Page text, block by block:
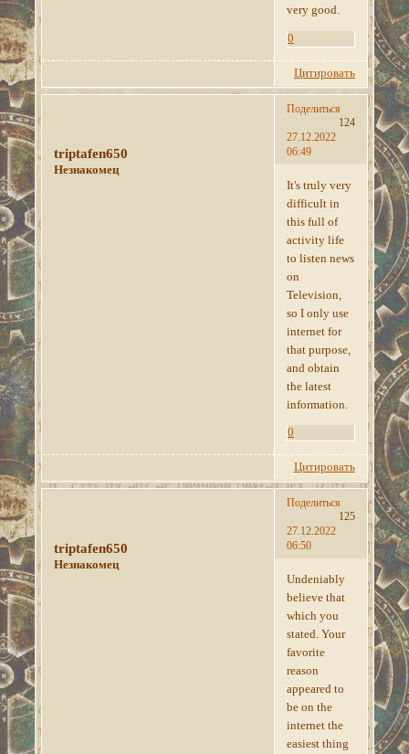
very good.
0
Цитировать
Поделиться
124
27.12.2022
06:49
triptafen650
Незнакомец
It's truly very
difficult in
this full of
activity life
to listen news
on
Television,
so I only use
internet for
that purpose,
and obtain
the latest
information.
0
Цитировать
Поделиться
125
27.12.2022
06:50
triptafen650
Незнакомец
Undeniably
believe that
which you
stated. Your
favorite
reason
appeared to
be on the
internet the
easiest thing